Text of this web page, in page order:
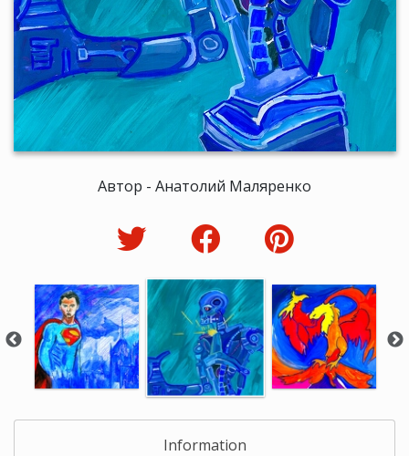
Автор - Анатолий Маляренко
Information